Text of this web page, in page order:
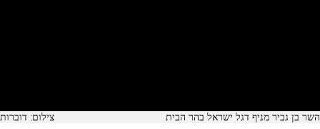
השר בן גביר מניף דגל ישראל בהר הבית צילום: דוברות